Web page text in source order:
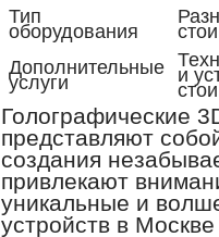
Тип
оборудования
Дополнительные
услуги и
Голографические
представляют
создания
привлекают
уникальные и
устройств в